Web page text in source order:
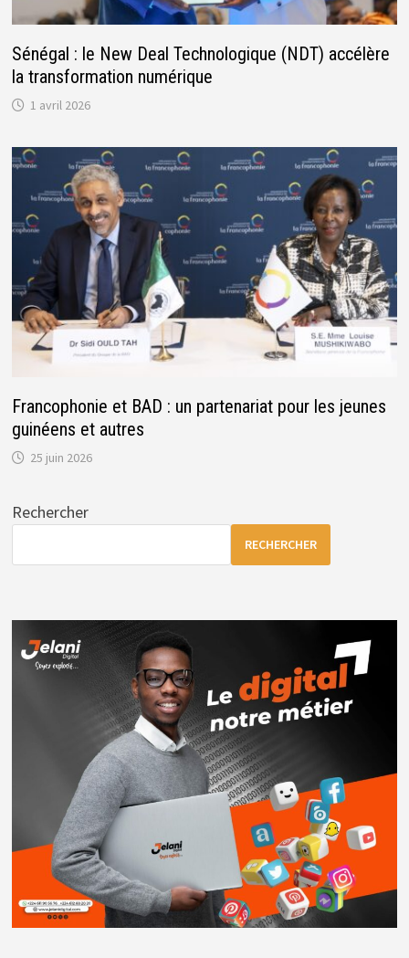
Sénégal : le New Deal Technologique (NDT) accélère
la transformation numérique
1 avril 2026
Francophonie et BAD : un partenariat pour les jeunes
guinéens et autres
25 juin 2026
Rechercher
RECHERCHER